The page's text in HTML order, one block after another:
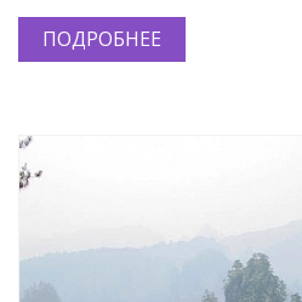
ПОДРОБНЕЕ